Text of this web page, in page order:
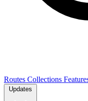
Routes Collections
Updates